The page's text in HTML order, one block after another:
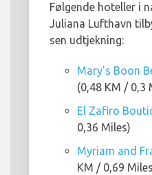
Følgende hoteller i
Juliana Lufthavn
sen udtjekning:
Mary's Boon
(0,48 KM / 0,3
El Zafiro
0,36 Miles)
Myriam and
KM / 0,69